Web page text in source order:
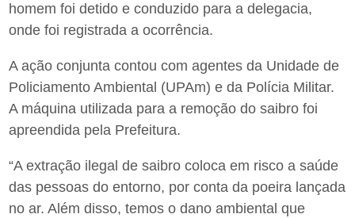
homem foi detido e conduzido para a delegacia,
onde foi registrada a ocorrência.
A ação conjunta contou com agentes da Unidade de
Policiamento Ambiental (UPAm) e da Polícia Militar.
A máquina utilizada para a remoção do saibro foi
apreendida pela Prefeitura.
“A extração ilegal de saibro coloca em risco a saúde
das pessoas do entorno, por conta da poeira lançada
no ar. Além disso, temos o dano ambiental que